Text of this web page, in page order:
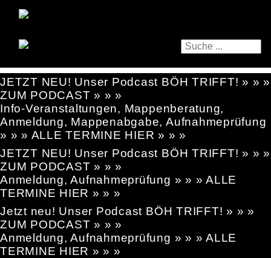
JETZT NEU! Unser Podcast BÖH TRIFFT! » » »
ZUM PODCAST » » »
Info-Veranstaltungen, Mappenberatung,
Anmeldung, Mappenabgabe, Aufnahmeprüfung
» » » ALLE TERMINE HIER » » »
JETZT NEU! Unser Podcast BÖH TRIFFT! » » »
ZUM PODCAST » » »
Anmeldung, Aufnahmeprüfung » » » ALLE
TERMINE HIER » » »
Jetzt neu! Unser Podcast BÖH TRIFFT! » » »
ZUM PODCAST » » »
Anmeldung, Aufnahmeprüfung » » » ALLE
TERMINE HIER » » »